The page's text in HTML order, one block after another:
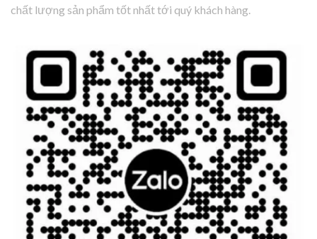
chất lượng sản phẩm tốt nhất tới quý khách hàng.